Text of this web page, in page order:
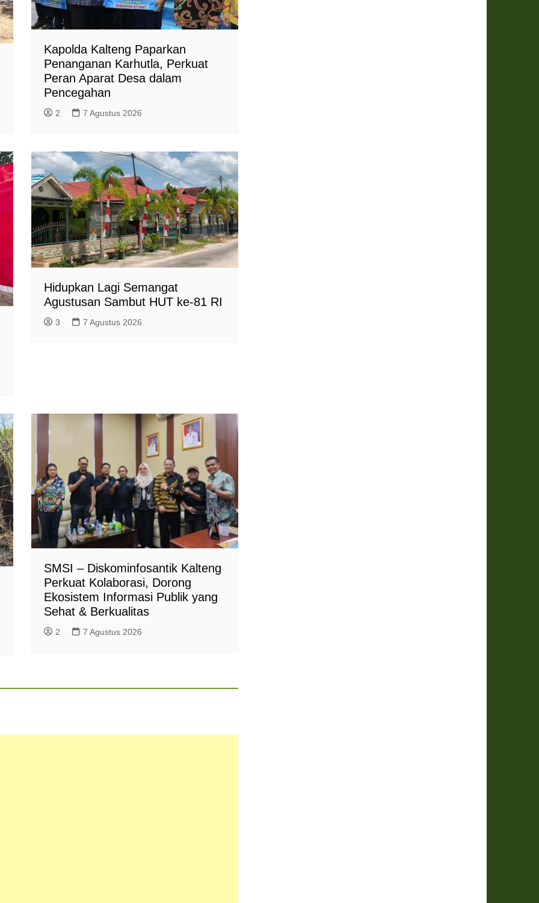
Kapolda Kalteng Paparkan
Penanganan Karhutla, Perkuat
Peran Aparat Desa dalam
Pencegahan
2 7 Agustus 2026
Hidupkan Lagi Semangat
Agustusan Sambut HUT ke-81 RI
3 7 Agustus 2026
SMSI – Diskominfosantik Kalteng
Perkuat Kolaborasi, Dorong
Ekosistem Informasi Publik yang
Sehat & Berkualitas
2 7 Agustus 2026